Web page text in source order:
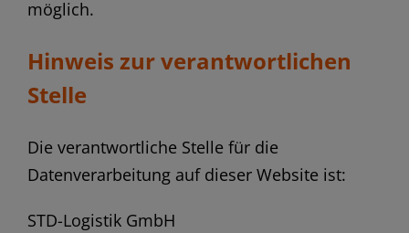
möglich.
Hinweis zur verantwortlichen
Stelle
Die verantwortliche Stelle für die
Datenverarbeitung auf dieser Website ist:
STD-Logistik GmbH